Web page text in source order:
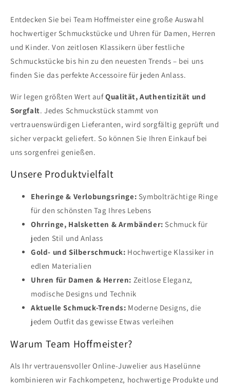
Entdecken Sie bei Team Hoffmeister eine große Auswahl
hochwertiger Schmuckstücke und Uhren für Damen, Herren
und Kinder. Von zeitlosen Klassikern über festliche
Schmuckstücke bis hin zu den neuesten Trends – bei uns
finden Sie das perfekte Accessoire für jeden Anlass.
Wir legen größten Wert aufQualität, Authentizität und
Sorgfalt. Jedes Schmuckstück stammt von
vertrauenswürdigen Lieferanten, wird sorgfältig geprüft und
sicher verpackt geliefert. So können Sie Ihren Einkauf bei
uns sorgenfrei genießen.
Unsere Produktvielfalt
Eheringe & Verlobungsringe: Symbolträchtige Ringe
für den schönsten Tag Ihres Lebens
Ohrringe, Halsketten & Armbänder: Schmuck für
jeden Stil und Anlass
Gold- und Silberschmuck: Hochwertige Klassiker in
edlen Materialien
Uhren für Damen & Herren: Zeitlose Eleganz,
modische Designs und Technik
Aktuelle Schmuck-Trends: Moderne Designs, die
jedem Outfit das gewisse Etwas verleihen
Warum Team Hoffmeister?
Als Ihr vertrauensvoller Online-Juwelier aus Haselünne
kombinieren wir Fachkompetenz, hochwertige Produkte und